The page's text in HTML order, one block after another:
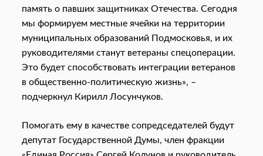
память о павших защитниках Отечества. Сегодня
мы формируем местные ячейки на территории
муниципальных образований Подмосковья, и их
руководителями станут ветераны спецоперации.
Это будет способствовать интеграции ветеранов
в общественно-политическую жизнь», –
подчеркнул Кирилл Лосунчуков.
Помогать ему в качестве сопредседателей будут
депутат Государственной Думы, член фракции